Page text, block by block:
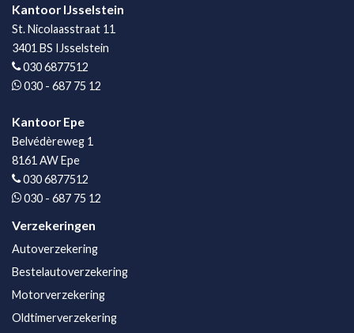
Kantoor IJsselstein
St. Nicolaasstraat 11
3401 BS IJsselstein
030 6877512
030 - 687 75 12
Kantoor Epe
Belvédèreweg 1
8161 AW Epe
030 6877512
030 - 687 75 12
Verzekeringen
Autoverzekering
Bestelautoverzekering
Motorverzekering
Oldtimerverzekering